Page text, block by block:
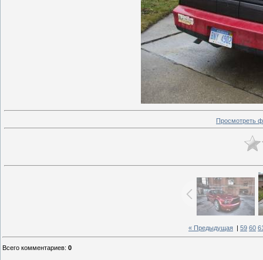
Просмотреть
« Предыдущая 59 60
Всего комментариев: 0